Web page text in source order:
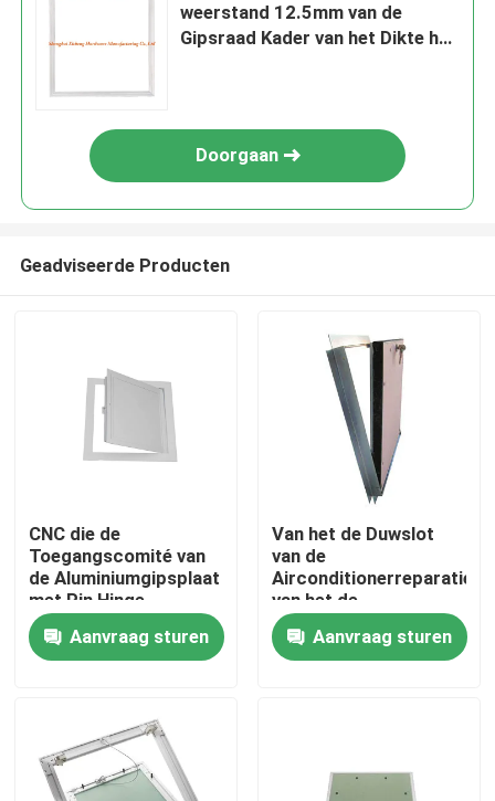
Huis
Producten
Ongeveer ons
weerstand 12.5mm van de
Gipsraad Kader van het Dikte het
Doorgaan
Geadviseerde Producten
CNC die de
Toegangscomité van
de Aluminiumgipsplaat
met Pin Hinge
machinaal bewerken
Aanvraag sturen
Van het de Duwslot
van de
Airconditionerreparatie
van het de
Valdeuraluminium de
Toegangscomité
Aanvraag sturen